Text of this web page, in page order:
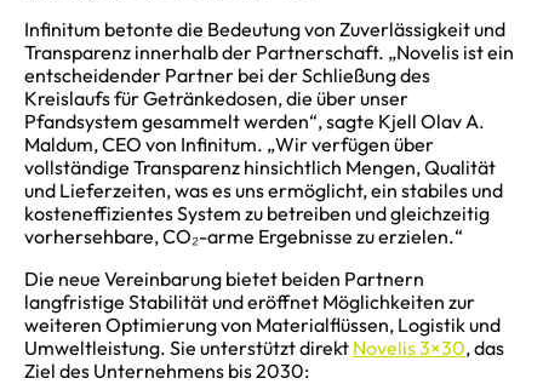
Infinitum betonte die Bedeutung von Zuverlässigkeit und
Transparenz innerhalb der Partnerschaft. „Novelis ist ein
entscheidender Partner bei der Schließung des
Kreislaufs für Getränkedosen, die über unser
Pfandsystem gesammelt werden“, sagte Kjell Olav A.
Maldum, CEO von Infinitum. „Wir verfügen über
vollständige Transparenz hinsichtlich Mengen, Qualität
und Lieferzeiten, was es uns ermöglicht, ein stabiles und
kosteneffizientes System zu betreiben und gleichzeitig
vorhersehbare, CO₂-arme Ergebnisse zu erzielen.“
Die neue Vereinbarung bietet beiden Partnern
langfristige Stabilität und eröffnet Möglichkeiten zur
weiteren Optimierung von Materialflüssen, Logistik und
Umweltleistung. Sie unterstützt direkt Novelis 3×30, das
Ziel des Unternehmens bis 2030: